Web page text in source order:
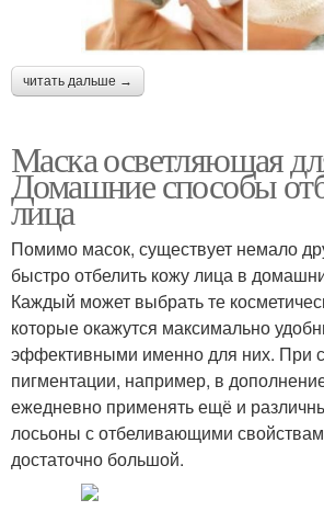
читать дальше →
Маска осветляющая
Домашние способы
лица
Помимо масок, существует немало
быстро отбелить кожу лица в
Каждый может выбрать те
которые окажутся максимально
эффективными именно для них. При
пигментации, например, в
ежедневно применять ещё и
лосьоны с отбеливающими
достаточно большой.